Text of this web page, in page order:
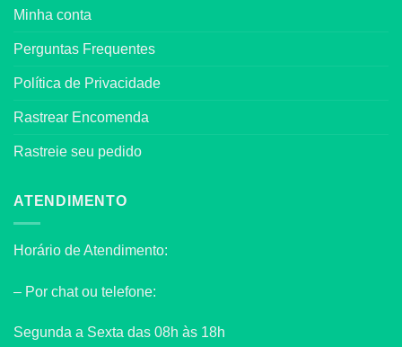
Minha conta
Perguntas Frequentes
Política de Privacidade
Rastrear Encomenda
Rastreie seu pedido
ATENDIMENTO
Horário de Atendimento:
– Por chat ou telefone:
Segunda a Sexta das 08h às 18h